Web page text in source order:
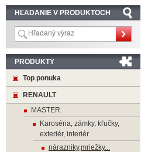
HĽADANIE V PRODUKTOCH
PRODUKTY
Top ponuka
RENAULT
MASTER
Karoséria, zámky, kľučky,
exteriér, interiér
nárazniky,mriežky...